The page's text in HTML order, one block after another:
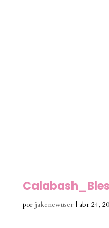
por jakenewuser| abr 24,